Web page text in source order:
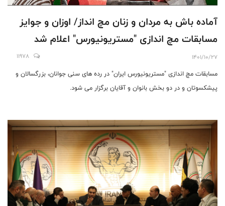
آماده باش به مردان و زنان مچ انداز/ اوزان و جوایز
مسابقات مچ اندازی "مستریونیورس" اعلام شد
1401/10/27
11978
مسابقات مچ اندازی "مستریونیورس ایران" در رده های سنی جوانان، بزرگسالان و
پیشکسوتان و در دو بخش بانوان و آقایان برگزار می شود.